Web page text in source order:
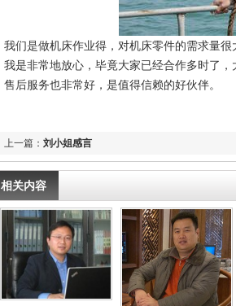
我们是做机床作业得，对机床零件的需求量
我是非常地放心，毕竟大家已经合作多时了
售后服务也非常好，是值得信赖的好伙伴。
上一篇： 刘小姐感言
相关内容